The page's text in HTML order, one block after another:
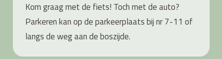
Kom graag met de fiets! Toch met de auto?
Parkeren kan op de parkeerplaats bij nr 7-11 of
langs de weg aan de boszijde.